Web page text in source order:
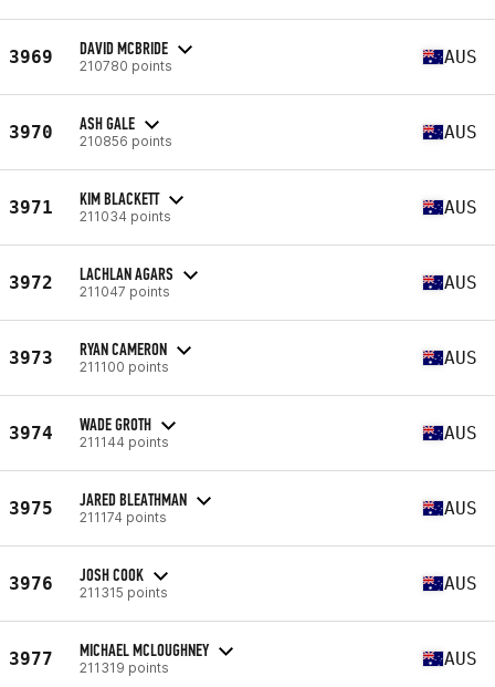
3969 DAVID MCBRIDE
210780 points AUS
3970 ASH GALE
210856 points AUS
3971 KIM BLACKETT
211034 points AUS
3972 LACHLAN AGARS
211047 points AUS
3973 RYAN CAMERON
211100 points AUS
3974 WADE GROTH
211144 points AUS
3975 JARED BLEATHMAN
211174 points AUS
3976 JOSH COOK
211315 points AUS
3977 MICHAEL MCLOUGHNEY
211319 points AUS